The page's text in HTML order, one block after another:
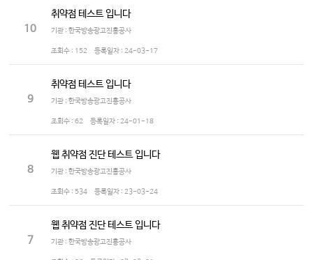
10
취약점 테스트 입니다
기관 : 한국방송광고진흥공사
조회수 : 152 등록일자 : 24-03-17
9
취약점 테스트 입니다
기관 : 한국방송광고진흥공사
조회수 : 62 등록일자 : 24-01-18
8
웹 취약점 진단 테스트 입니다
기관 : 한국방송광고진흥공사
조회수 : 534 등록일자 : 23-03-24
7
웹 취약점 진단 테스트 입니다
기관 : 한국방송광고진흥공사